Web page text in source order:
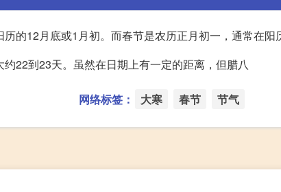
的12月底或1月初。而春节是农历正月初一，通常在阳
22到23天。虽然在日期上有一定的距离，但腊八
网络标签： 大寒 春节 节气